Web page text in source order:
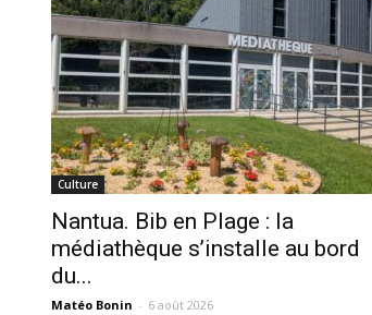
Culture
Nantua. Bib en Plage : la
médiathèque s’installe au bord
du...
Matéo Bonin - 6 août 2026